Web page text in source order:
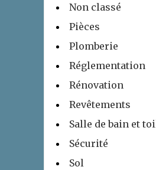
Non classé
Pièces
Plomberie
Réglementation
Rénovation
Revêtements
Salle de bain et
Sécurité
Sol